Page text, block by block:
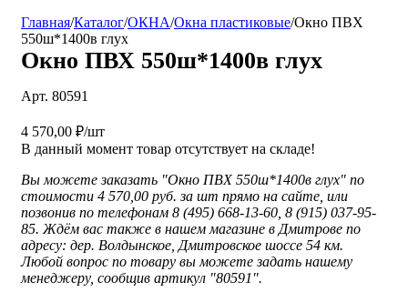
Главная/Каталог/ОКНА/Окна пластиковые/Окно ПВХ
550ш*1400в глух
Окно ПВХ 550ш*1400в глух
Арт. 80591
4 570,00 ₽/шт
В данный момент товар отсутствует на складе!
Вы можете заказать "Окно ПВХ 550ш*1400в глух" по
стоимости 4 570,00 руб. за шт прямо на сайте, или
позвонив по телефонам 8 (495) 668-13-60, 8 (915) 037-95-
85. Ждём вас также в нашем магазине в Дмитрове по
адресу: дер. Волдынское, Дмитровское шоссе 54 км.
Любой вопрос по товару вы можете задать нашему
менеджеру, сообщив артикул "80591".